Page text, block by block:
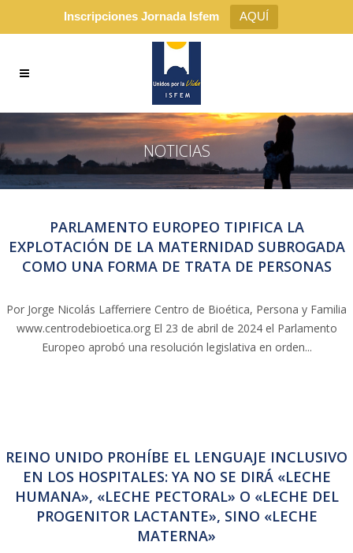
Inscripciones Jornada Isfem AQUÍ
NOTICIAS
PARLAMENTO EUROPEO TIPIFICA LA
EXPLOTACIÓN DE LA MATERNIDAD SUBROGADA
COMO UNA FORMA DE TRATA DE PERSONAS
Por Jorge Nicolás Lafferriere Centro de Bioética, Persona y Familia
www.centrodebioetica.org El 23 de abril de 2024 el Parlamento
Europeo aprobó una resolución legislativa en orden...
REINO UNIDO PROHÍBE EL LENGUAJE INCLUSIVO
EN LOS HOSPITALES: YA NO SE DIRÁ «LECHE
HUMANA», «LECHE PECTORAL» O «LECHE DEL
PROGENITOR LACTANTE», SINO «LECHE
MATERNA»